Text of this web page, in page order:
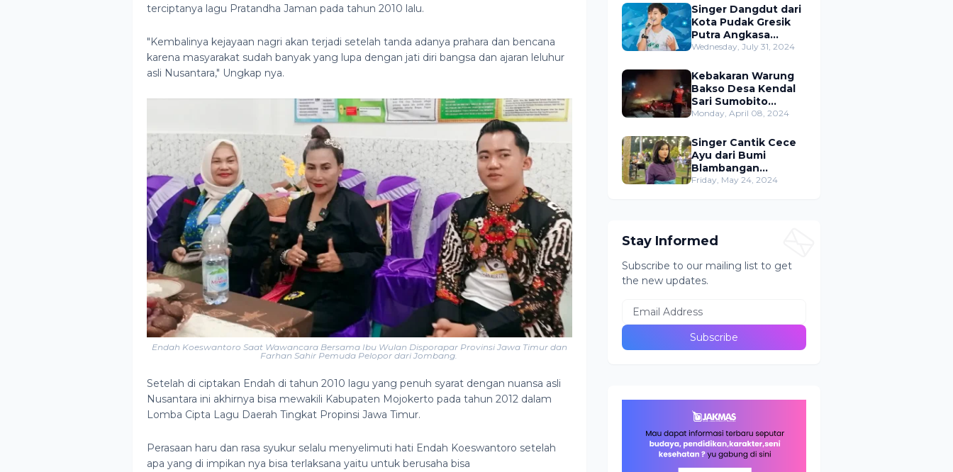
terciptanya lagu Pratandha Jaman pada tahun 2010 lalu.
"Kembalinya kejayaan nagri akan terjadi setelah tanda adanya prahara dan bencana
karena masyarakat sudah banyak yang lupa dengan jati diri bangsa dan ajaran leluhur
asli Nusantara," Ungkap nya.
Endah Koeswantoro Saat Wawancara Bersama Ibu Wulan Disporapar Provinsi Jawa Timur dan
Farhan Sahir Pemuda Pelopor dari Jombang.
Setelah di ciptakan Endah di tahun 2010 lagu yang penuh syarat dengan nuansa asli
Nusantara ini akhirnya bisa mewakili Kabupaten Mojokerto pada tahun 2012 dalam
Lomba Cipta Lagu Daerah Tingkat Propinsi Jawa Timur.
Perasaan haru dan rasa syukur selalu menyelimuti hati Endah Koeswantoro setelah
apa yang di impikan nya bisa terlaksana yaitu untuk berusaha bisa
Singer Dangdut dari
Kota Pudak Gresik
Putra Angkasa
Gemparkan
Indonesia
Wednesday, July 31, 2024
Kebakaran Warung
Bakso Desa Kendal
Sari Sumobito
Jombang Berhasil di
Monday, April 08, 2024
Singer Cantik Cece
Ayu dari Bumi
Blambangan
Banyuwangi Siap
Friday, May 24, 2024
Stay Informed
Subscribe to our mailing list to get
the new updates.